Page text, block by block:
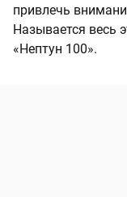
привлечь
Называется весь
«Нептун 100».